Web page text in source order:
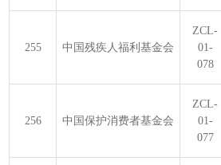
255 中国残疾人福利基金会
ZCL-
01-
078
256 中国保护消费者基金会
ZCL-
01-
077